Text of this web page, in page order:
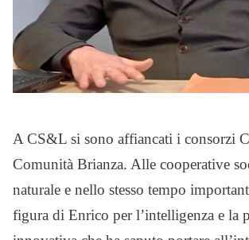
A CS&L si sono affiancati i consorzi
Comunità Brianza. Alle cooperative
naturale e nello stesso tempo
figura di Enrico per l’intelligenza e la